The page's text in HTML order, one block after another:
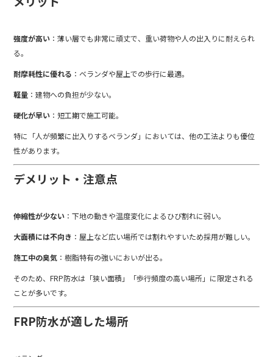
強度が高い ：薄い層でも非常に頑丈で、重い荷物や人の出入りに耐えられ
る。
耐摩耗性に優れる ：ベランダや屋上での歩行に最適。
軽量 ：建物への負担が少ない。
硬化が早い ：短工期で施工可能。
特に「人が頻繁に出入りするベランダ」においては、他の工法よりも優位
性があります。
デメリット・注意点
伸縮性が少ない ：下地の動きや温度変化によるひび割れに弱い。
大面積には不向き ：屋上など広い場所では割れやすいため採用が難しい。
施工中の臭気 ：樹脂特有の強いにおいが出る。
そのため、FRP防水は「狭い面積」「歩行頻度の高い場所」に限定される
ことが多いです。
FRP防水が適した場所